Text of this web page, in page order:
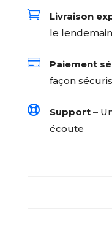
20m
 Livraison
le
 Paiement
façon
 Support –
écoute